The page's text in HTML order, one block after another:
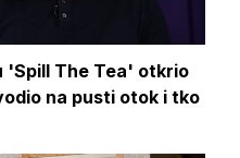
'Spill The Tea' otkrio
na pusti otok i tko